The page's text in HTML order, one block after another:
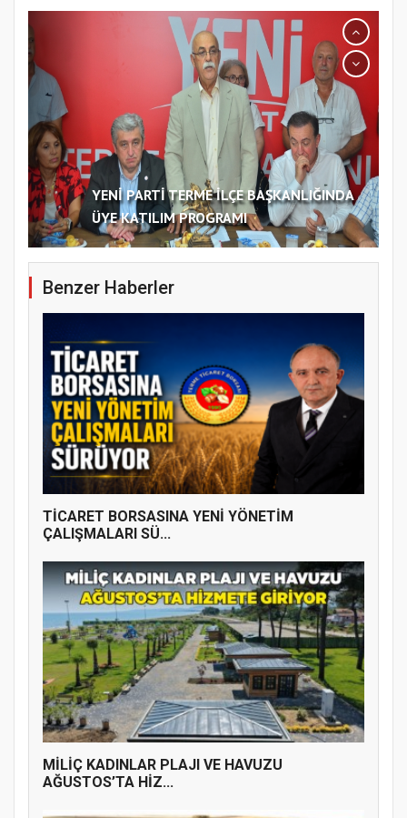
YENİ PARTİ TERME İLÇE BAŞKANLIĞINDA
ÜYE KATILIM PROGRAMI
Benzer Haberler
TİCARET BORSASINA YENİ YÖNETİM
ÇALIŞMALARI SÜ...
MİLİÇ KADINLAR PLAJI VE HAVUZU
AĞUSTOS’TA HİZ...